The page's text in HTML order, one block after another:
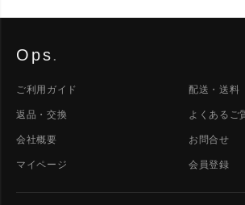
Ops.
ご利用ガイド 配送・送料
返品・交換 よくあるご
会社概要 お問合せ
マイページ 会員登録